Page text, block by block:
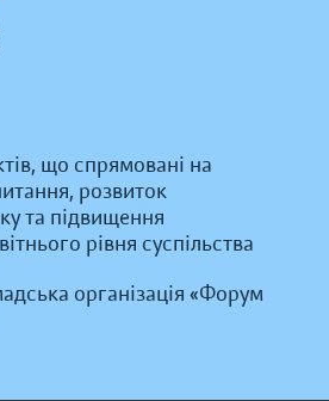
що спрямовані на
розвиток
та підвищення
рівня суспільства
організація «Форум